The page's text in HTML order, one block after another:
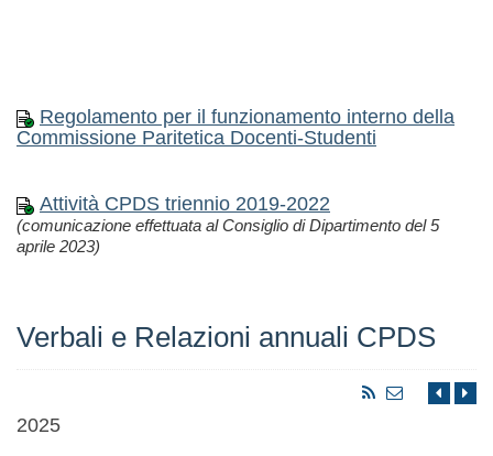
Regolamento per il funzionamento interno della
Commissione Paritetica Docenti-Studenti
Attività CPDS triennio 2019-2022
(comunicazione effettuata al Consiglio di Dipartimento del 5
aprile 2023)
Verbali e Relazioni annuali CPDS
2025